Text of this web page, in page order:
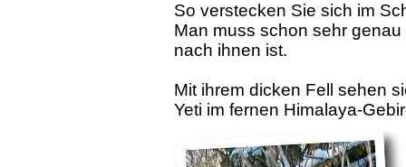
So verstecken Sie sich im
Man muss schon sehr
nach ihnen ist.
Mit ihrem dicken Fell sehen
Yeti im fernen Himalaya-